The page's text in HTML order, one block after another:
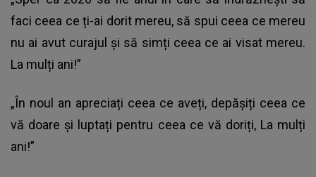
faci ceea ce ți-ai dorit mereu, să spui ceea ce mereu
nu ai avut curajul și să simți ceea ce ai visat mereu.
La mulți ani!”
„În noul an apreciați ceea ce aveți, depășiți ceea ce
vă doare și luptați pentru ceea ce vă doriți, La mulți
ani!”